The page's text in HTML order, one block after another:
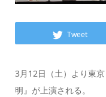
Tweet
3月12日（土）より東
明』が上演される。